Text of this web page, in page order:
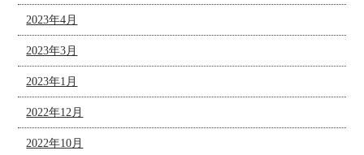
2023年4月
2023年3月
2023年1月
2022年12月
2022年10月